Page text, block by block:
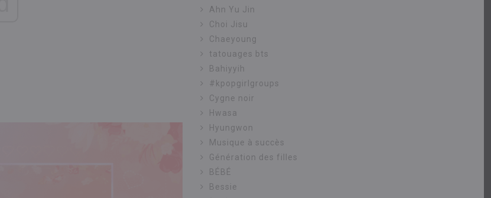
Ahn Yu Jin
Choi Jisu
Chaeyoung
tatouages ​​bts
Bahiyyih
#kpopgirlgroups
Cygne noir
Hwasa
Hyungwon
Musique à succès
Génération des filles
BÉBÉ
Bessie